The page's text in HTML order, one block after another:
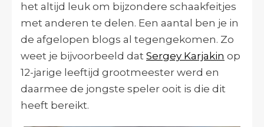
het altijd leuk om bijzondere schaakfeitjes
met anderen te delen. Een aantal ben je in
de afgelopen blogs al tegengekomen. Zo
weet je bijvoorbeeld dat Sergey Karjakin op
12-jarige leeftijd grootmeester werd en
daarmee de jongste speler ooit is die dit
heeft bereikt.